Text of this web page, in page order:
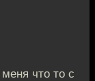
что то с